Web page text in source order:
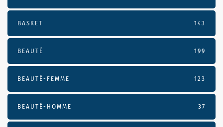
BASKET 143
BEAUTÉ 199
BEAUTÉ-FEMME 123
BEAUTÉ-HOMME 37